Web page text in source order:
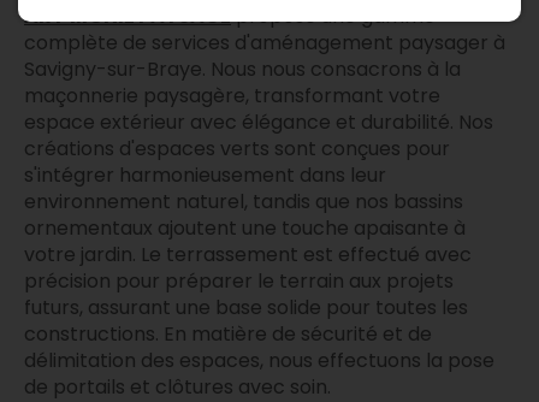
ART'MONIE PAYSAGEpropose une gamme
complète de services d'aménagement paysager à
Savigny-sur-Braye. Nous nous consacrons à la
maçonnerie paysagère, transformant votre
espace extérieur avec élégance et durabilité. Nos
créations d'espaces verts sont conçues pour
s'intégrer harmonieusement dans leur
environnement naturel, tandis que nos bassins
ornementaux ajoutent une touche apaisante à
votre jardin. Le terrassement est effectué avec
précision pour préparer le terrain aux projets
futurs, assurant une base solide pour toutes les
constructions. En matière de sécurité et de
délimitation des espaces, nous effectuons la pose
de portails et clôtures avec soin.